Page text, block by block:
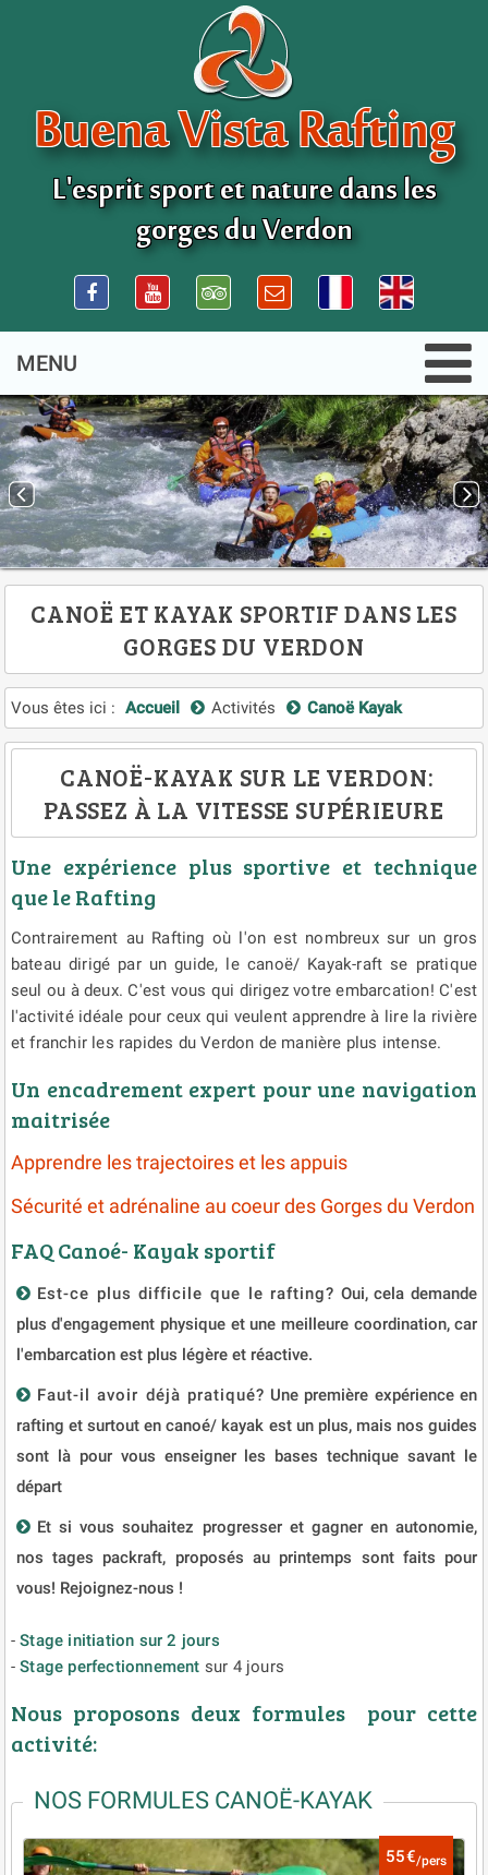
Buena Vista Rafting
L'esprit sport et nature dans les
gorges du Verdon
CANOË ET KAYAK SPORTIF DANS LES
GORGES DU VERDON
Vous êtes ici : Accueil Activités Canoë Kayak
CANOË-KAYAK SUR LE VERDON:
PASSEZ À LA VITESSE SUPÉRIEURE
Une expérience plus sportive et technique
que le Rafting
Contrairement au Rafting où l'on est nombreux sur un gros
bateau dirigé par un guide, le canoë/ Kayak-raft se pratique
seul ou à deux. C'est vous qui dirigez votre embarcation! C'est
l'activité idéale pour ceux qui veulent apprendre à lire la rivière
et franchir les rapides du Verdon de manière plus intense.
Un encadrement expert pour une navigation
maitrisée
Apprendre les trajectoires et les appuis
Sécurité et adrénaline au coeur des Gorges du Verdon
FAQ Canoé- Kayak sportif
Est-ce plus difficile que le rafting? Oui, cela demande
plus d'engagement physique et une meilleure coordination, car
l'embarcation est plus légère et réactive.
Faut-il avoir déjà pratiqué? Une première expérience en
rafting et surtout en canoé/ kayak est un plus, mais nos guides
sont là pour vous enseigner les bases technique savant le
départ
Et si vous souhaitez progresser et gagner en autonomie,
nos tages packraft, proposés au printemps sont faits pour
vous! Rejoignez-nous !
-Stage initiation sur 2 jours
- ​Stage perfectionnement sur 4 jours
Nous proposons deux formules pour cette
activité:
NOS FORMULES CANOË-KAYAK
55€/pers